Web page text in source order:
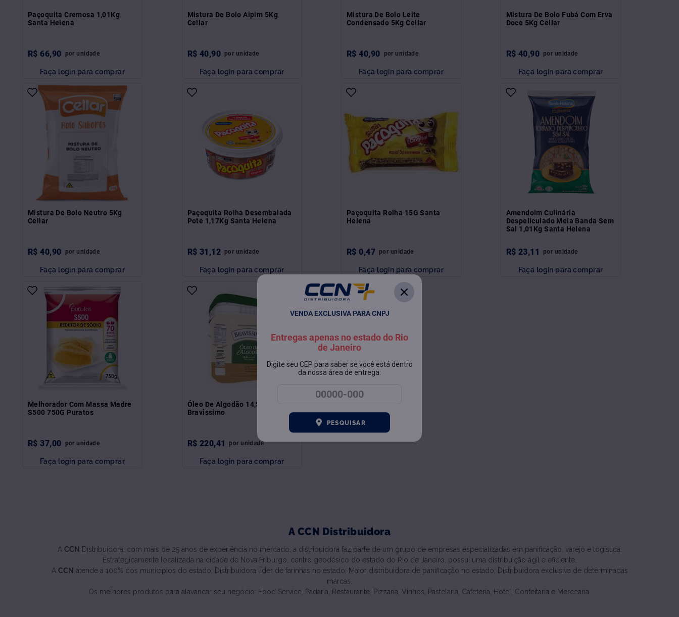
VENDA EXCLUSIVA PARA CNPJ
Entregas apenas no estado do Rio
de Janeiro
Digite seu CEP para saber se você está dentro
da nossa área de entrega:
PESQUISAR
Paçoquita Cremosa 1,01Kg
Santa Helena
R$ 66,90 por unidade
Faça login para comprar
Mistura De Bolo Aipim 5Kg
Cellar
R$ 40,90 por unidade
Faça login para comprar
Mistura De Bolo Leite
Condensado 5Kg Cellar
R$ 40,90 por unidade
Faça login para comprar
Mistura De Bolo Fubá Com Erva
Doce 5Kg Cellar
R$ 40,90 por unidade
Faça login para comprar
Mistura De Bolo Neutro 5Kg
Cellar
R$ 40,90 por unidade
Faça login para comprar
Paçoquita Rolha Desembalada
Pote 1,17Kg Santa Helena
R$ 31 ,12 por unidade
Faça login para comprar
Paçoquita Rolha 15G Santa
Helena
R$ 0,47 por unidade
Faça login para comprar
Amendoim Culinária
Despeliculado Meia Banda Sem
Sal 1,01Kg Santa Helena
R$ 23,11 por unidade
Faça login para comprar
Melhorador Com Massa Madre
S500 750G Puratos
R$ 37,00 por unidade
Faça login para comprar
Óleo De Algodão 14,5Kg
Bravissimo
R$ 220,41 por unidade
Faça login para comprar
A CCN Distribuidora
A CCN Distribuidora, com mais de 25 anos de experiência no mercado, a distribuidora faz parte de um grupo de empresas especializadas em panificação, varejo e logística.
Estrategicamente localizada na cidade de Nova Friburgo, centro geodésico do estado do Rio de Janeiro, possui uma distribuição ágil e eficiente.
A CCN atende a 100% dos municípios do estado; Distribuidora líder de farinhas no estado; Maior distribuidora de panificação no estado; Distribuidora exclusiva de determinadas
marcas.
Os melhores produtos para alavancar seu negócio: Food Service, Padaria, Restaurante, Pizzaria, Vinhos, Pastelaria, Cafeteria, Hotel, Confeitaria e Mercearia.